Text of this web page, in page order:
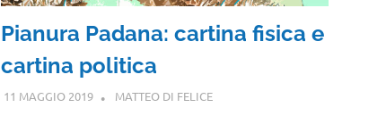
Pianura Padana: cartina fisica e
cartina politica
11 MAGGIO 2019 MATTEO DI FELICE